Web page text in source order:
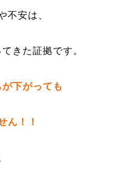
不安は、
きた証拠です。
下がっても
ん！！